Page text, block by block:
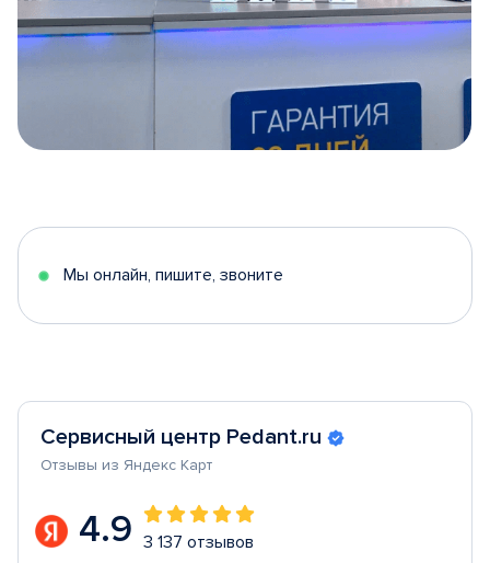
5
Мы онлайн, пишите, звоните
Сервисный центр Pedant.ru
Отзывы из Яндекс Карт
4.9 3 137 отзывов